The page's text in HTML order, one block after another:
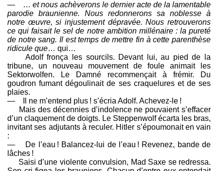
— … et nous achèverons le dernier acte de la lamentable
parodie braunienne. Nous redonnerons sa noblesse à
notre œuvre, si injustement dépravée. Nous retrouverons
ce qui faisait le sel de notre ambition millénaire : la pureté
de notre sang. Il est temps de mettre fin à cette parenthèse
ridicule que… qui…
Adolf fronça les sourcils. Devant lui, au pied de la
tribune, un nouveau mouvement de foule animait les
Sektorwolfen. Le Damné recommençait à frémir. Du
goudron fumant dégoulinait de ses craquelures et de ses
plaies.
— Il ne m’entend plus ! s’écria Adolf. Achevez-le !
Mais des décennies d’indolence ne pouvaient s’effacer
d’un claquement de doigts. Le Steppenwolf écarta les bras,
invitant ses adjutants à reculer. Hitler s’époumonait en vain
:
— De l’eau ! Balancez-lui de l’eau ! Revenez, bande de
lâches !
Saisi d’une violente convulsion, Mad Saxe se redressa.